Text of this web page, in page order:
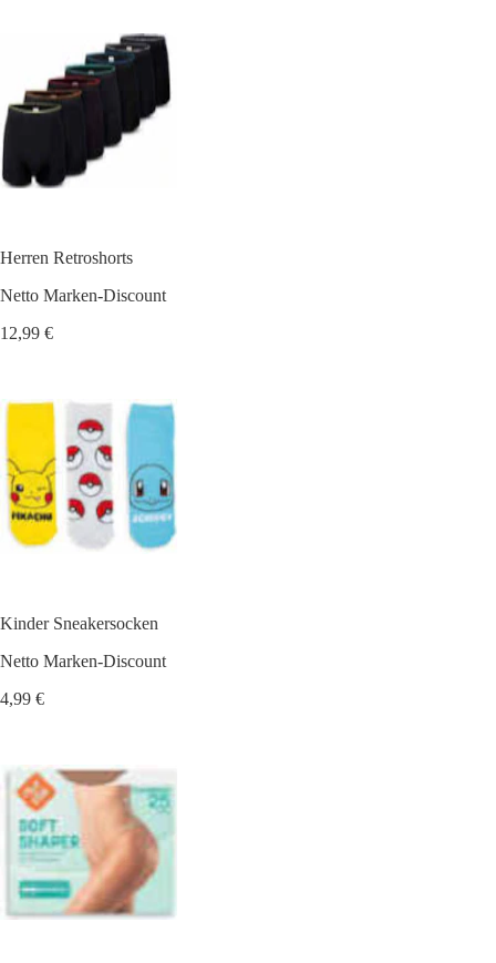
Herren Retroshorts
Netto Marken-Discount
12,99 €
Kinder Sneakersocken
Netto Marken-Discount
4,99 €